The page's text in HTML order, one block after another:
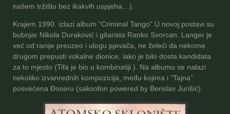
našem tržištu bez ikakvih uspjeha…).
Krajem 1990. izlazi album “Criminal Tango”.U novoj postavi su
bubnjar Nikola Duraković i gitarista Ranko Svorcan. Langer je
već od ranije preuzeo i ulogu pjevača, ne želeći da nekome
drugom prepusti vokalne dionice, iako je bilo dosta kandidata
za to mjesto (Tifa je bio u kombinatiji ). Na albumu se nalazi
nekoliko izvanrednih kompozicija, među kojima i “Tajna”
posvećena Đoseru (saksofon powered by Berislav Jurišić).